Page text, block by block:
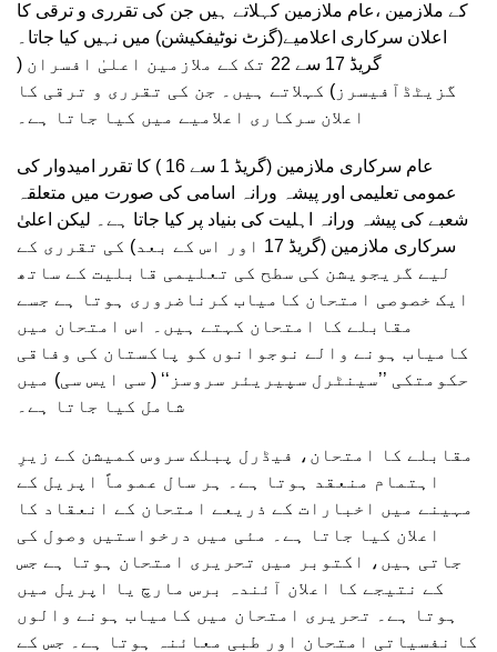
کے ملازمین ،عام ملازمین کہلاتے ہیں جن کی تقرری و ترقی کا
اعلان سرکاری اعلامیے(گزٹ نوٹیفکیشن) میں نہیں کیا جاتا۔
گریڈ 17 سے 22 تک کے ملازمین اعلیٰ افسران (
گزیٹڈآفیسرز) کہلاتے ہیں۔ جن کی تقرری و ترقی کا
اعلان سرکاری اعلامیے میں کیا جاتا ہے۔
عام سرکاری ملازمین (گریڈ 1 سے 16 ) کا تقرر امیدوار کی
عمومی تعلیمی اور پیشہ ورانہ اسامی کی صورت میں متعلقہ
شعبے کی پیشہ ورانہ اہلیت کی بنیاد پر کیا جاتا ہے۔ لیکن اعلیٰ
سرکاری ملازمین (گریڈ 17 اور اس کے بعد) کی تقرری کے
لیے گریجویشن کی سطح کی تعلیمی قابلیت کے ساتھ
ایک خصوصی امتحان کامیاب کرناضروری ہوتا ہے جسے
مقابلے کا امتحان کہتے ہیں۔ اس امتحان میں
کامیاب ہونے والے نوجوانوں کو پاکستان کی وفاقی
حکومتکی ’’سینٹرل سپیریئر سروسز‘‘ ( سی ایس سی) میں
شامل کیا جاتا ہے۔
مقابلے کا امتحان، فیڈرل پبلک سروس کمیشن کے زیرِ
اہتمام منعقد ہوتا ہے۔ ہر سال عموماً اپریل کے
مہینے میں اخبارات کے ذریعے امتحان کے انعقاد کا
اعلان کیا جاتا ہے۔ مئی میں درخواستیں وصول کی
جاتی ہیں، اکتوبر میں تحریری امتحان ہوتا ہے جس
کے نتیجے کا اعلان آئندہ برس مارچ یا اپریل میں
ہوتا ہے۔ تحریری امتحان میں کامیاب ہونے والوں
کا نفسیاتی امتحان اور طبی معائنہ ہوتا ہے۔ جس کے